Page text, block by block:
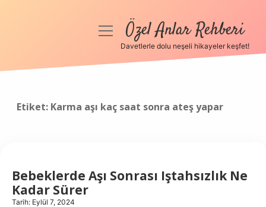
Anasayfa
menüyüÖzel Anlar Rehberi
Davetlerle dolu neşeli hikayeler keşfet!
Etiket: Karma aşı kaç saat sonra ateş yapar
Bebeklerde Aşı Sonrası Iştahsızlık Ne
Kadar Sürer
Tarih: Eylül 7, 2024